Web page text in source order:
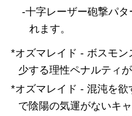
-十字レーザー砲撃パ
れます。
*オズマレイド - ボスモ
少する理性ペナルティ
*オズマレイド - 混沌を
で陰陽の気運がないキ